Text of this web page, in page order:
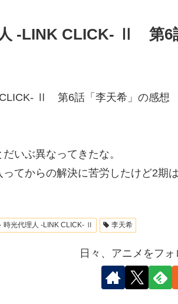
-LINK CLICK- Ⅱ 第6
Ⅱ 第6話「李天希」の感想
いぶ異なってきたな。
てからの解決に苦労したけど2期
時光代理人 -LINK CLICK- Ⅱ 李天希
日々、アニメをフォ